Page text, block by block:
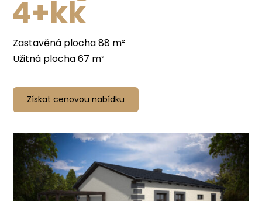
4+kk
Zastavěná plocha 88 m²
Užitná plocha 67 m²
Získat cenovou nabídku